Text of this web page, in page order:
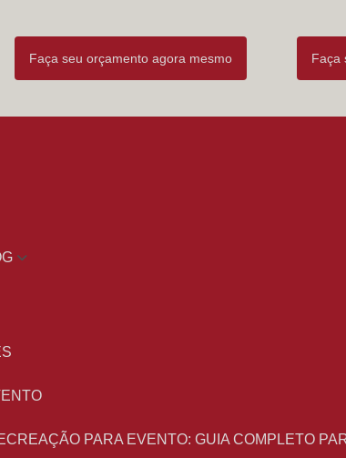
Faça seu orçamento agora mesmo Faça
PARA EVENTO: GUIA COMPLETO